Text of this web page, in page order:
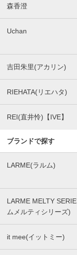
森香澄
Uchan
吉田朱里(アカリン)
RIEHATA(リエハタ)
REI(直井怜)【IVE】
ブランドで探す
LARME(ラルム)
LARME MELTY
ムメルティシリーズ)
it mee(イットミー)